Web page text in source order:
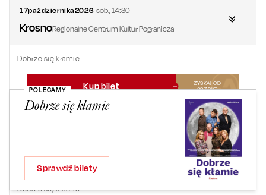
POLECAMY
Dobrze się kłamie
Sprawdź bilety
17października2026 sob.,14:30
KrosnoRegionalne Centrum Kultur Pogranicza
Dobrze się kłamie
Kup bilet
ZYSKAJ OD
297PKT
KrosnoRegionalne Centrum Kultur Pogranicza
Dobrze się kłamie